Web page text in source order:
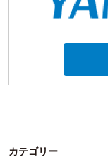
カテゴリー